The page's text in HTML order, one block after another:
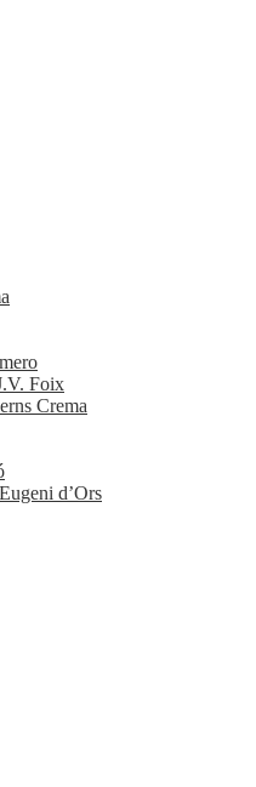
Foix
Crema
d’Ors